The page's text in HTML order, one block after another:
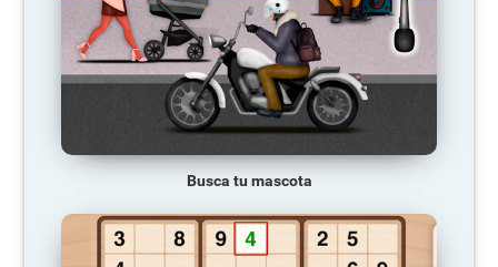
Busca tu mascota